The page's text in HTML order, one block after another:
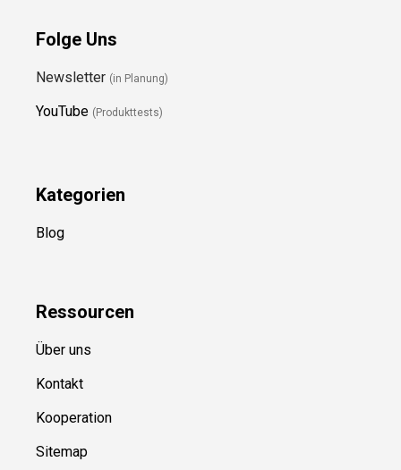
Folge Uns
Newsletter (in Planung)
YouTube (Produkttests)
Kategorien
Blog
Ressourcen
Über uns
Kontakt
Kooperation
Sitemap